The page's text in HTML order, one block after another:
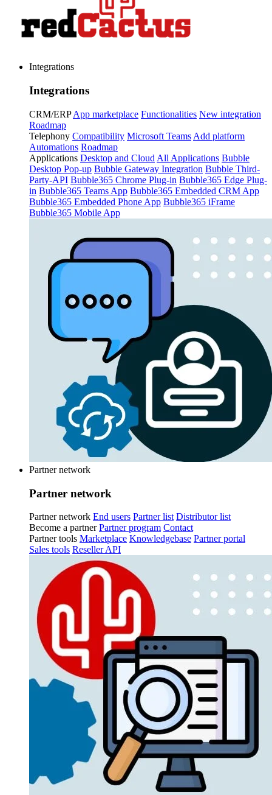
Integrations
Integrations
CRM/ERP App marketplace Functionalities New integration
Roadmap
Telephony Compatibility Microsoft Teams Add platform
Automations Roadmap
Applications Desktop and Cloud All Applications Bubble
Desktop Pop-up Bubble Gateway Integration Bubble Third-
Party-API Bubble365 Chrome Plug-in Bubble365 Edge Plug-
in Bubble365 Teams App Bubble365 Embedded CRM App
Bubble365 Embedded Phone App Bubble365 iFrame
Bubble365 Mobile App
Partner network
Partner network
Partner network End users Partner list Distributor list
Become a partner Partner program Contact
Partner tools Marketplace Knowledgebase Partner portal
Sales tools Reseller API